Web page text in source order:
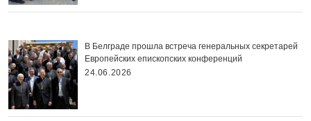
В Белграде прошла встреча генеральных секретарей
Европейских епископских конференций
24.06.2026